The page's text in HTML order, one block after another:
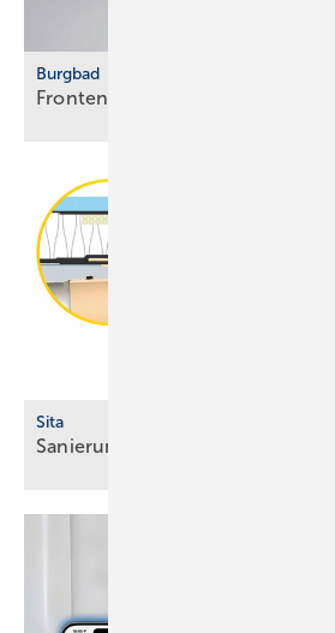
Burgbad
Fronten vertikal
Sita
Sanierungsgully für abgewinkelte